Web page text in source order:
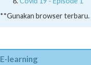
**Gunakan browser terbaru.
E-learning